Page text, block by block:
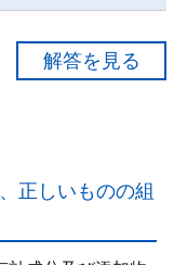
応や変化には、
の（副作用）」
正しいものの組